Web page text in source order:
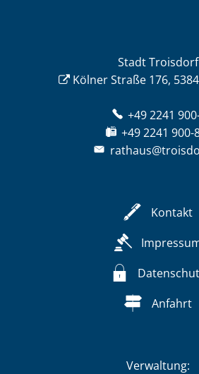
Stadt Troisdorf
Kölner Straße 176,
+49 2241
+49 2241 900-
Kontakt
Anfahrt
Verwaltung: